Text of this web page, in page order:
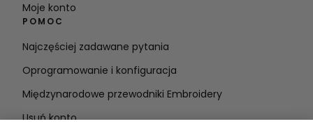
Moje konto
POMOC
Najczęściej zadawane pytania
Oprogramowanie i konfiguracja
Międzynarodowe przewodniki Embroidery
Usuń konto